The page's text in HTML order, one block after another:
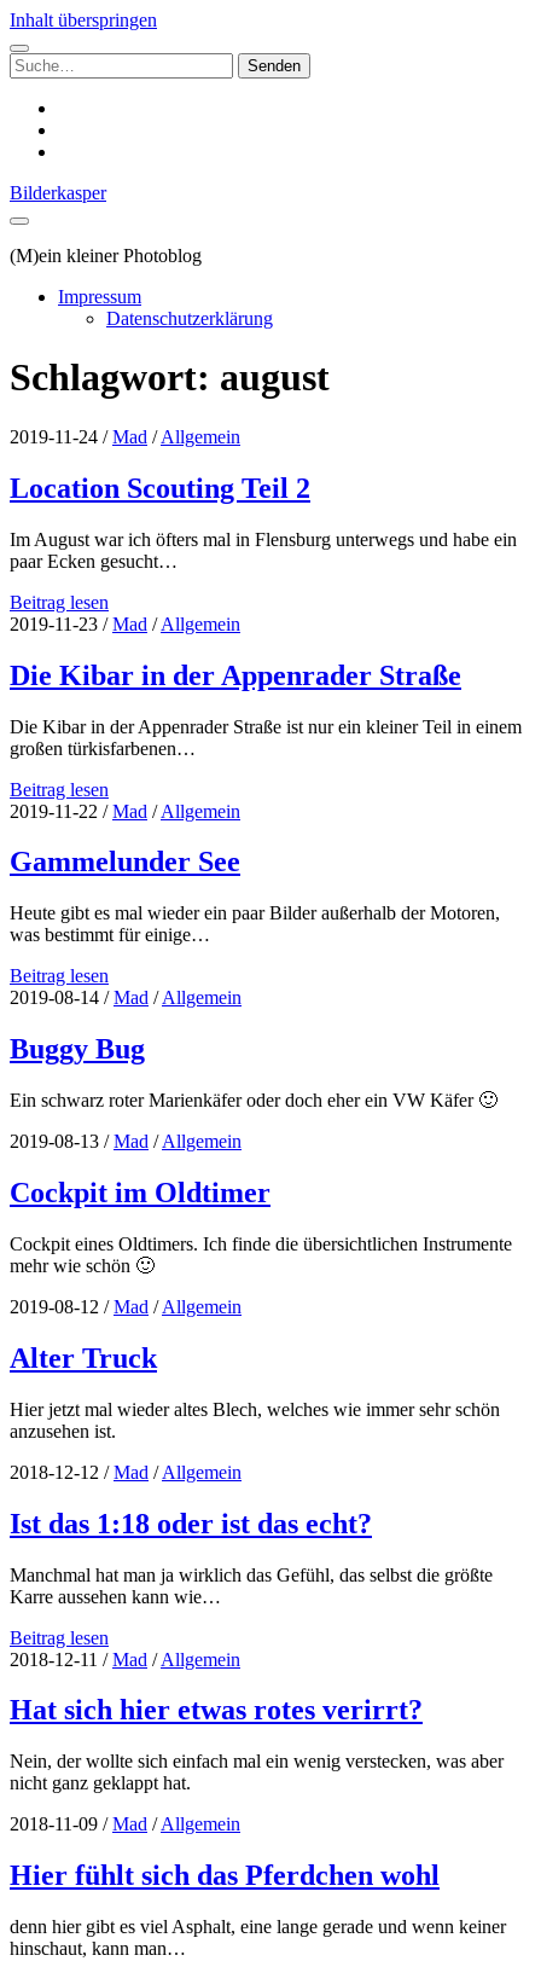
Inhalt überspringen
Suchen
nach:
Bilderkasper
(M)ein kleiner Photoblog
Impressum
Datenschutzerklärung
Schlagwort: august
2019-11-24 /Mad /Allgemein
Location Scouting Teil 2
Im August war ich öfters mal in Flensburg unterwegs und habe ein
paar Ecken gesucht…
Beitrag lesen
Scouting
2019-11-23 /Mad /Allgemein
Die Kibar in der Appenrader Straße
Die Kibar in der Appenrader Straße ist nur ein kleiner Teil in einem
großen türkisfarbenen…
Beitrag lesen
Kibar
der
Appenrader
2019-11-22 /Mad /Allgemein
Gammelunder See
Heute gibt es mal wieder ein paar Bilder außerhalb der Motoren,
was bestimmt für einige…
Beitrag lesen
See
2019-08-14 /Mad /Allgemein
Buggy Bug
Ein schwarz roter Marienkäfer oder doch eher ein VW Käfer 🙂
2019-08-13 /Mad /Allgemein
Cockpit im Oldtimer
Cockpit eines Oldtimers. Ich finde die übersichtlichen Instrumente
mehr wie schön 🙂
2019-08-12 /Mad /Allgemein
Alter Truck
Hier jetzt mal wieder altes Blech, welches wie immer sehr schön
anzusehen ist.
2018-12-12 /Mad /Allgemein
Ist das 1:18 oder ist das echt?
Manchmal hat man ja wirklich das Gefühl, das selbst die größte
Karre aussehen kann wie…
Beitrag lesen
das
oder
ist
echt?
2018-12-11 /Mad /Allgemein
Hat sich hier etwas rotes verirrt?
Nein, der wollte sich einfach mal ein wenig verstecken, was aber
nicht ganz geklappt hat.
2018-11-09 /Mad /Allgemein
Hier fühlt sich das Pferdchen wohl
denn hier gibt es viel Asphalt, eine lange gerade und wenn keiner
hinschaut, kann man…